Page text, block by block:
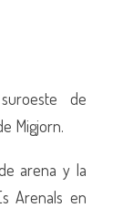
de
Migjorn.
arena y la
Arenals en